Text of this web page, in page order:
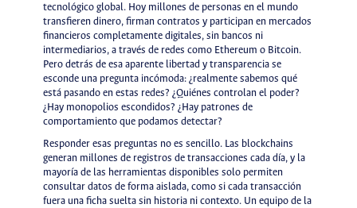
tecnológico global. Hoy millones de personas en el mundo
transfieren dinero, firman contratos y participan en mercados
financieros completamente digitales, sin bancos ni
intermediarios, a través de redes como Ethereum o Bitcoin.
Pero detrás de esa aparente libertad y transparencia se
esconde una pregunta incómoda: ¿realmente sabemos qué
está pasando en estas redes? ¿Quiénes controlan el poder?
¿Hay monopolios escondidos? ¿Hay patrones de
comportamiento que podamos detectar?
Responder esas preguntas no es sencillo. Las blockchains
generan millones de registros de transacciones cada día, y la
mayoría de las herramientas disponibles solo permiten
consultar datos de forma aislada, como si cada transacción
fuera una ficha suelta sin historia ni contexto. Un equipo de la